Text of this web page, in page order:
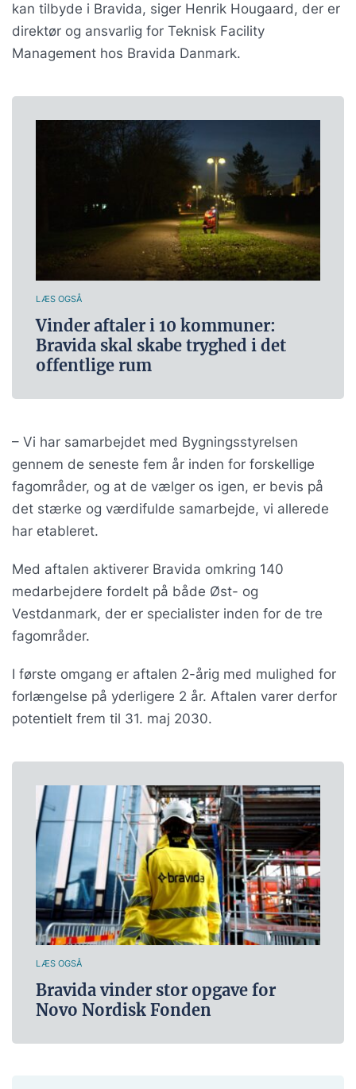
kan tilbyde i Bravida, siger Henrik Hougaard, der er
direktør og ansvarlig for Teknisk Facility
Management hos Bravida Danmark.
LÆS OGSÅ
Vinder aftaler i 10 kommuner:
Bravida skal skabe tryghed i det
offentlige rum
– Vi har samarbejdet med Bygningsstyrelsen
gennem de seneste fem år inden for forskellige
fagområder, og at de vælger os igen, er bevis på
det stærke og værdifulde samarbejde, vi allerede
har etableret.
Med aftalen aktiverer Bravida omkring 140
medarbejdere fordelt på både Øst- og
Vestdanmark, der er specialister inden for de tre
fagområder.
I første omgang er aftalen 2-årig med mulighed for
forlængelse på yderligere 2 år. Aftalen varer derfor
potentielt frem til 31. maj 2030.
LÆS OGSÅ
Bravida vinder stor opgave for
Novo Nordisk Fonden